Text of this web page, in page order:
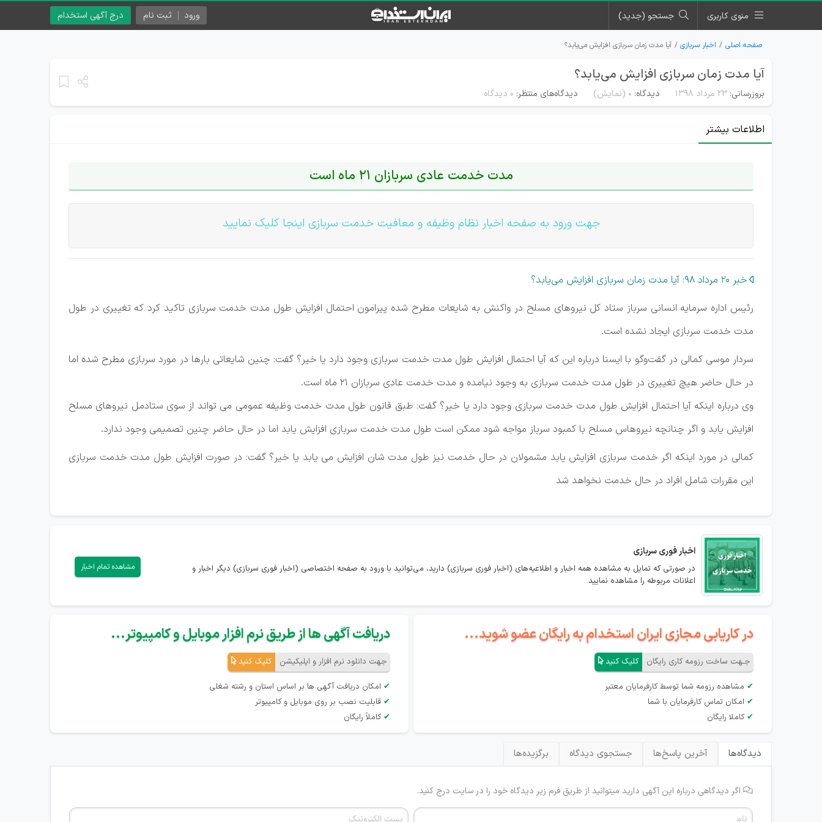
منوی کاربری جستجو (جدید) درج آگهی استخدام ورود ثبت نام
صفحه اصلی اخبار سربازی آیا مدت زمان سربازی افزایش می‌یابد؟
آیا مدت زمان سربازی افزایش می‌یابد؟
بروزرسانی: ۲۳ مرداد ۱۳۹۸ دیدگاه: 0 (نمایش) دیدگاه‌های منتظر: ۰ دیدگاه
اطلاعات بیشتر
مدت خدمت عادی سربازان 21 ماه است
جهت ورود به صفحه اخبار نظام وظیفه و معافیت خدمت سربازی اینجا کلیک نمایید
خبر 20 مرداد 98: آیا مدت زمان سربازی افزایش می‌یابد؟
رئیس اداره سرمایه انسانی سرباز ستاد کل نیروهای مسلح در واکنش به شایعات مطرح شده پیرامون احتمال افزایش طول مدت خدمت سربازی تاکید کرد که تغییری در طول
مدت خدمت سربازی ایجاد نشده است.
سردار موسی کمالی در گفت‌وگو با ایسنا درباره این که آیا احتمال افزایش طول مدت خدمت سربازی وجود دارد یا خیر؟ گفت: چنین شایعاتی بارها در مورد سربازی مطرح شده اما
در حال حاضر هیچ تغییری در طول مدت خدمت سربازی به وجود نیامده و مدت خدمت عادی سربازان ۲۱ ماه است.
وی درباره اینکه آیا احتمال افزایش طول مدت خدمت سربازی وجود دارد یا خیر؟ گفت: طبق قانون طول مدت خدمت وظیفه عمومی می تواند از سوی ستادمل نیروهای مسلح
افزایش یابد و اگر چنانچه نیروهاس مسلح با کمبود سرباز مواجه شود ممکن است طول مدت خدمت سربازی افزایش یابد اما در حال حاضر چنین تصمیمی وجود ندارد.
کمالی در مورد اینکه اگر خدمت سربازی افزایش یابد مشمولان در حال خدمت نیز طول مدت شان افزایش می یابد یا خیر؟ گفت: در صورت افزایش طول مدت خدمت سربازی
این مقررات شامل افراد در حال خدمت نخواهد شد
اخبار فوری سربازی
در صورتی که تمایل به مشاهده همه اخبار و اطلاعیه‌های (اخبار فوری سربازی) دارید، می‌توانید با ورود به صفحه اختصاصی (اخبار فوری سربازی) دیگر اخبار و
اعلانات مربوطه را مشاهده نمایید.
مشاهده تمام اخبار
در کاریابی مجازی ایران استخدام به رایگان عضو شوید...
جـهت ساخت رزومه کاری رایگان کلیک کنید
✔ مشاهده رزومه شما توسط کارفرمایان معتبر
✔ امکان تماس کارفرمایان با شما
✔ کاملا رایگان
دریافت آگهی ها از طریق نرم افزار موبایل و کامپیوتر...
جهت دانلود نرم افزار و اپلیکیشن کلیک کنید
✔ امکان دریافت آگهی ها بر اساس استان و رشته شغلی
✔ قابلیت نصب بر روی موبایل و کامپیوتر
✔ کاملاً رایگان
دیدگاه‌ها آخرین پاسخ‌ها جستجوی دیدگاه برگزیده‌ها
اگر دیدگاهی درباره این آگهی دارید میتوانید از طریق فرم زیر دیدگاه خود را در سایت درج کنید.